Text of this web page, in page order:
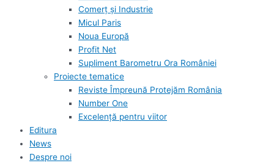
Comerț și Industrie
Micul Paris
Noua Europă
Profit Net
Supliment Barometru Ora României
Proiecte tematice
Reviste Împreună Protejăm România
Number One
Excelență pentru viitor
Editura
News
Despre noi